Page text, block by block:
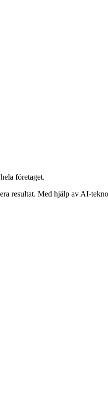
företaget.
resultat. Med hjälp av AI-